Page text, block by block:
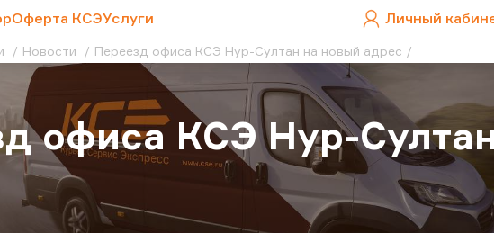
Оферта КСЭУслуги Личный
Новости Переезд офиса КСЭ Нур-Султан на новый адрес
офиса КСЭ Нур-